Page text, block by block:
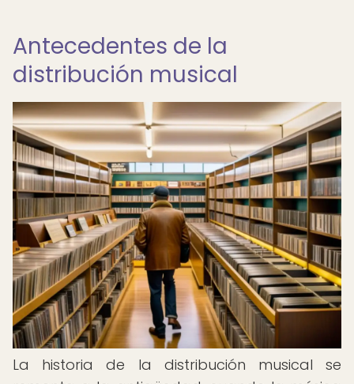
Antecedentes de la
distribución musical
La historia de la distribución musical se